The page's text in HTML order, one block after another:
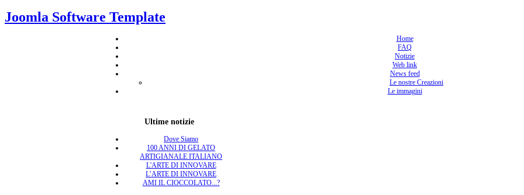
Joomla Software Template
Home
FAQ
Notizie
Web link
News feed
Le nostre Creazioni
Le immagini
Ultime notizie
Dove Siamo
100 ANNI DI GELATO
ARTIGIANALE ITALIANO
L'ARTE DI INNOVARE
L’ARTE DI INNOVARE
AMI IL CIOCCOLATO...?